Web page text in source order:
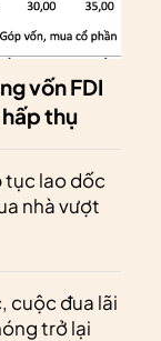
vốn FDI
thụ
tục lao dốc
nhà vượt
cuộc đua lãi
trở lại